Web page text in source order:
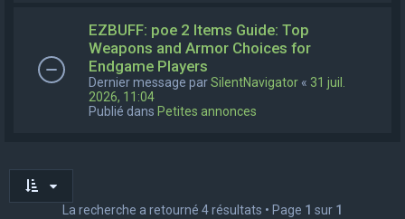
EZBUFF: poe 2 Items Guide: Top
Weapons and Armor Choices for
Endgame Players
Dernier message parSilentNavigator « 31 juil.
2026, 11:04
Publié dans Petites annonces
La recherche a retourné 4 résultats • Page 1 sur 1